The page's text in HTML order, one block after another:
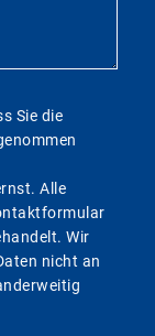
Sie die
Alle
Wir
nicht an